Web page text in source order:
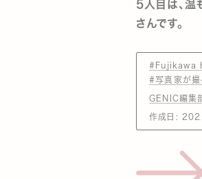
5人目は、
さんです。
#Fujikawa
#写真家が撮
GENIC編集
作成日: